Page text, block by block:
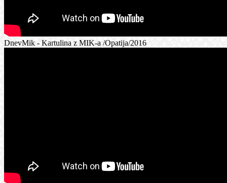
DnevMik - Kartulina z MIK-a /Opatija/2016